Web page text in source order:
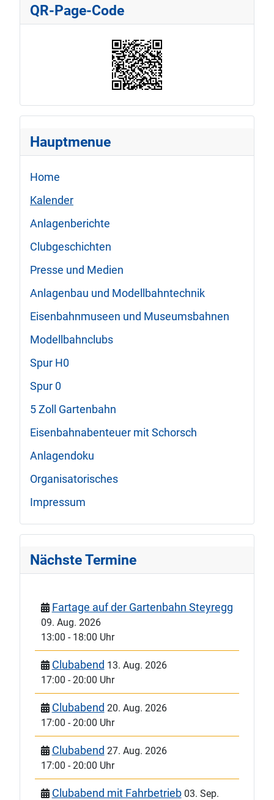
QR-Page-Code
Hauptmenue
Home
Kalender
Anlagenberichte
Clubgeschichten
Presse und Medien
Anlagenbau und Modellbahntechnik
Eisenbahnmuseen und Museumsbahnen
Modellbahnclubs
Spur H0
Spur 0
5 Zoll Gartenbahn
Eisenbahnabenteuer mit Schorsch
Anlagendoku
Organisatorisches
Impressum
Nächste Termine
Fartage auf der Gartenbahn Steyregg
09. Aug. 2026
13:00 - 18:00 Uhr
Clubabend 13. Aug. 2026
17:00 -20:00 Uhr
Clubabend 20. Aug. 2026
17:00 -20:00 Uhr
Clubabend 27. Aug. 2026
17:00 -20:00 Uhr
Clubabend mit Fahrbetrieb 03. Sep.